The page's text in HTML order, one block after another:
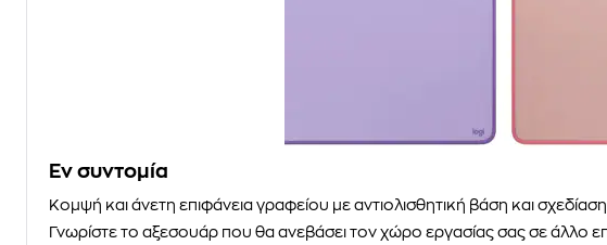
Eν συντομία
Κομψή και άνετη επιφάνεια γραφείου με αντιολισθητική βάση και
Γνωρίστε το αξεσουάρ που θα ανεβάσει τον χώρο εργασίας σας σε άλλο